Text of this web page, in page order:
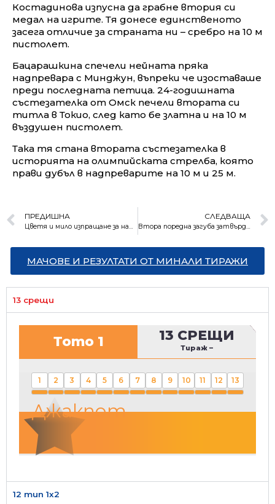
Костадинова изпусна да грабне втория си
медал на игрите. Тя донесе единственото
засега отличие за страната ни – сребро на 10 м
пистолет.
Бацарашкина спечели нейната пряка
надпревара с Минджун, въпреки че изоставаше
преди последната петица. 24-годишната
състезателка от Омск печели втората си
титла в Токио, след като бе златна и на 10 м
въздушен пистолет.
Така тя стана втората състезателка в
историята на олимпийската стрелба, която
прави дубъл в надпреварите на 10 м и 25 м.
ПРЕДИШНА
Цветя и мило изпращане за най-успешната ни олимпийка Мария Гроздева
СЛЕДВАЩА
Втора поредна загуба затвърди лошия старт на “Левски” в първенството
МАЧОВЕ И РЕЗУЛТАТИ ОТ МИНАЛИ ТИРАЖИ
13 срещи
Тото 1 13 СРЕЩИ
Тираж –
1 2 3 4 5 6 7 8 9 10 11 12 13
Джакпот
12 тип 1х2